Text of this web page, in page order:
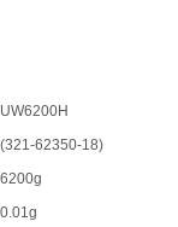
UW6200H
(321-62350-18)
6200g
0.01g